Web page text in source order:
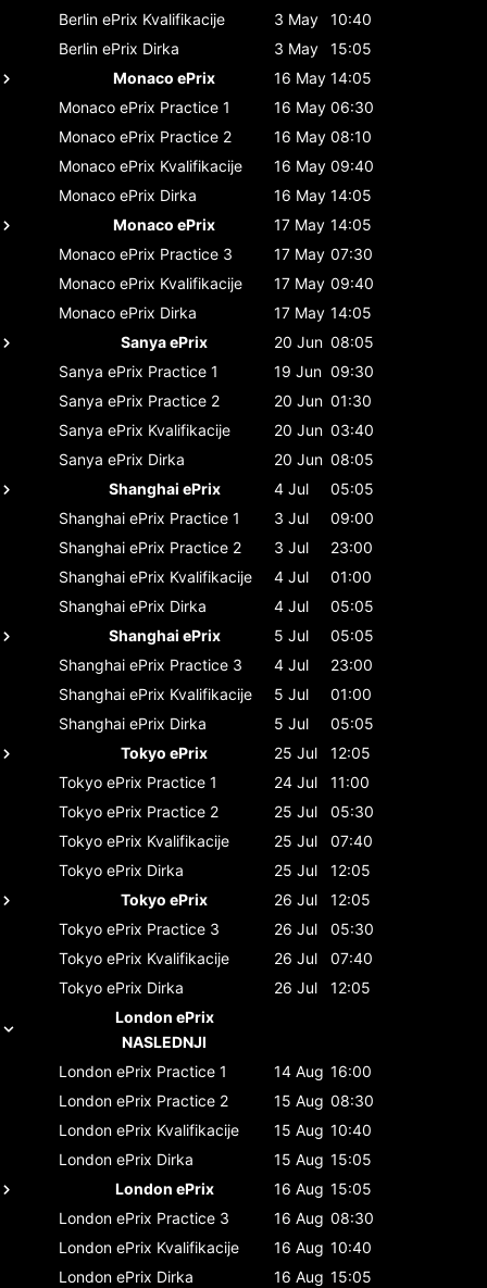
Berlin ePrix Kvalifikacije 3 May
10:40
Berlin ePrix Dirka 3 May
15:05
Monaco ePrix
16 May 14:05
Monaco ePrix Practice 1 16 May 06:30
Monaco ePrix Practice 2 16 May 08:10
Monaco ePrix Kvalifikacije 16 May 09:40
Monaco ePrix Dirka 16 May 14:05
Monaco ePrix
17 May 14:05
Monaco ePrix Practice 3 17 May 07:30
Monaco ePrix Kvalifikacije 17 May 09:40
Monaco ePrix Dirka 17 May 14:05
Sanya ePrix
20 Jun 08:05
Sanya ePrix Practice 1 19 Jun 09:30
Sanya ePrix Practice 2 20 Jun 01:30
Sanya ePrix Kvalifikacije 20 Jun 03:40
Sanya ePrix Dirka 20 Jun 08:05
Shanghai ePrix
4 Jul
05:05
Shanghai ePrix Practice 1 3 Jul
09:00
Shanghai ePrix Practice 2 3 Jul
23:00
Shanghai ePrix Kvalifikacije 4 Jul
01:00
Shanghai ePrix Dirka 4 Jul
05:05
Shanghai ePrix
5 Jul
05:05
Shanghai ePrix Practice 3 4 Jul
23:00
Shanghai ePrix Kvalifikacije 5 Jul
01:00
Shanghai ePrix Dirka 5 Jul
05:05
Tokyo ePrix
25 Jul
12:05
Tokyo ePrix Practice 1 24 Jul
11:00
Tokyo ePrix Practice 2 25 Jul
05:30
Tokyo ePrix Kvalifikacije 25 Jul
07:40
Tokyo ePrix Dirka 25 Jul
12:05
Tokyo ePrix
26 Jul
12:05
Tokyo ePrix Practice 3 26 Jul
05:30
Tokyo ePrix Kvalifikacije 26 Jul
07:40
Tokyo ePrix Dirka 26 Jul
12:05
London ePrix
NASLEDNJI
London ePrix Practice 1 14 Aug 16:00
London ePrix Practice 2 15 Aug 08:30
London ePrix Kvalifikacije 15 Aug 10:40
London ePrix Dirka 15 Aug 15:05
London ePrix
16 Aug 15:05
London ePrix Practice 3 16 Aug 08:30
London ePrix Kvalifikacije 16 Aug 10:40
London ePrix Dirka 16 Aug 15:05